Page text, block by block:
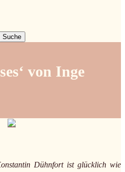
Suche
von Inge
Dühnfort ist glücklich wie